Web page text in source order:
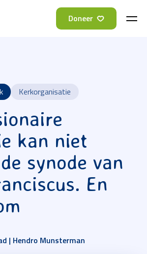
Doneer
Kerkorganisatie
kan niet
synode van
En
| Hendro Munsterman